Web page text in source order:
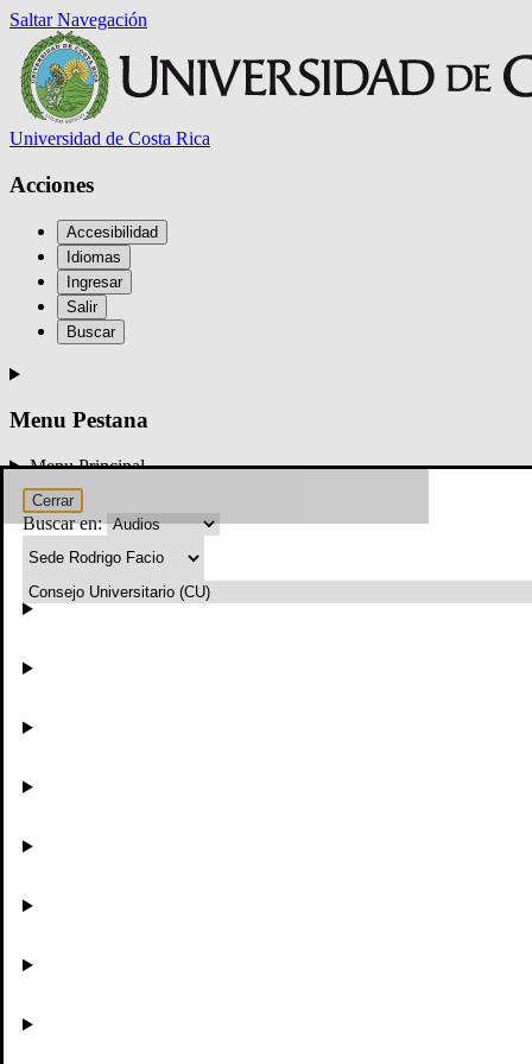
Saltar Navegación
Universidad de Costa Rica
Acciones
Accesibilidad
Idiomas
Ingresar
Salir
Buscar
Menu Pestana
Menu Principal
Cerrar
Buscar en:
Buscar
inicio
mapas
sede-central
vicerrectoria-de-accion-social-vas